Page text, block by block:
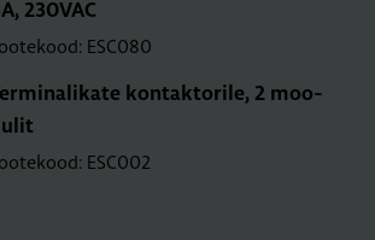
230VAC
ESC080
kon­tak­to­rile, 2 moo­
ESC002